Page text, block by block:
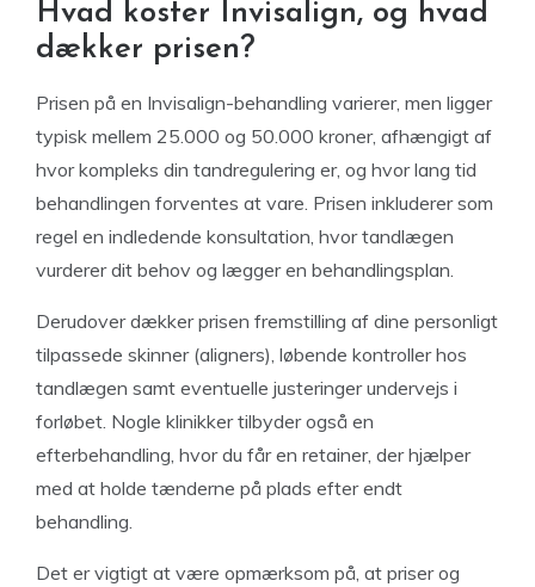
Hvad koster Invisalign, og hvad
dækker prisen?
Prisen på en Invisalign-behandling varierer, men ligger
typisk mellem 25.000 og 50.000 kroner, afhængigt af
hvor kompleks din tandregulering er, og hvor lang tid
behandlingen forventes at vare. Prisen inkluderer som
regel en indledende konsultation, hvor tandlægen
vurderer dit behov og lægger en behandlingsplan.
Derudover dækker prisen fremstilling af dine personligt
tilpassede skinner (aligners), løbende kontroller hos
tandlægen samt eventuelle justeringer undervejs i
forløbet. Nogle klinikker tilbyder også en
efterbehandling, hvor du får en retainer, der hjælper
med at holde tænderne på plads efter endt
behandling.
Det er vigtigt at være opmærksom på, at priser og